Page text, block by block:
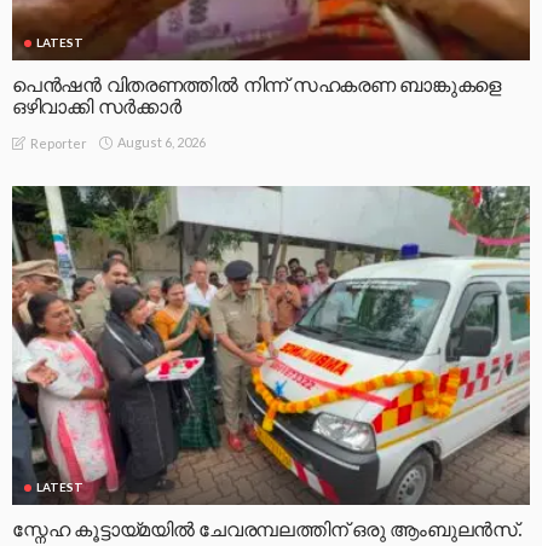
LATEST
പെൻഷൻ വിതരണത്തിൽ നിന്ന് സഹകരണ ബാങ്കുകളെ
ഒഴിവാക്കി സർക്കാർ
Reporter August 6, 2026
LATEST
സ്നേഹ കൂട്ടായ്മയിൽ ചേവരമ്പലത്തിന് ഒരു ആംബുലൻസ്.